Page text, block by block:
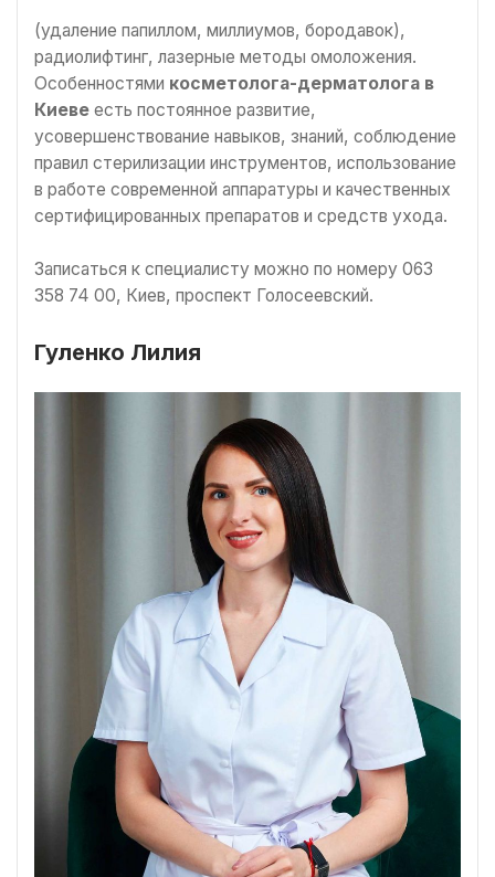
(удаление папиллом, миллиумов, бородавок),
радиолифтинг, лазерные методы омоложения.
Особенностями косметолога-дерматолога в
Киеве есть постоянное развитие,
усовершенствование навыков, знаний, соблюдение
правил стерилизации инструментов, использование
в работе современной аппаратуры и качественных
сертифицированных препаратов и средств ухода.
Записаться к специалисту можно по номеру 063
358 74 00, Киев, проспект Голосеевский.
Гуленко Лилия